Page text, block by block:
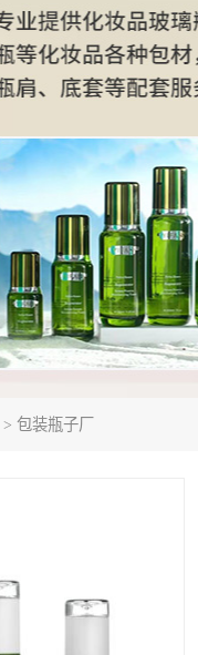
> 包装瓶子厂
品玻璃瓶
瓶